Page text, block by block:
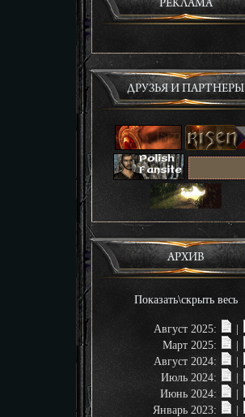
РЕКЛАМА
ДРУЗЬЯ И ПАРТНЕРЫ
АРХИВ
Показать\скрыть весь
Август 2025:
Март 2025:
Август 2024:
Июль 2024:
Июнь 2024:
Январь 2023: